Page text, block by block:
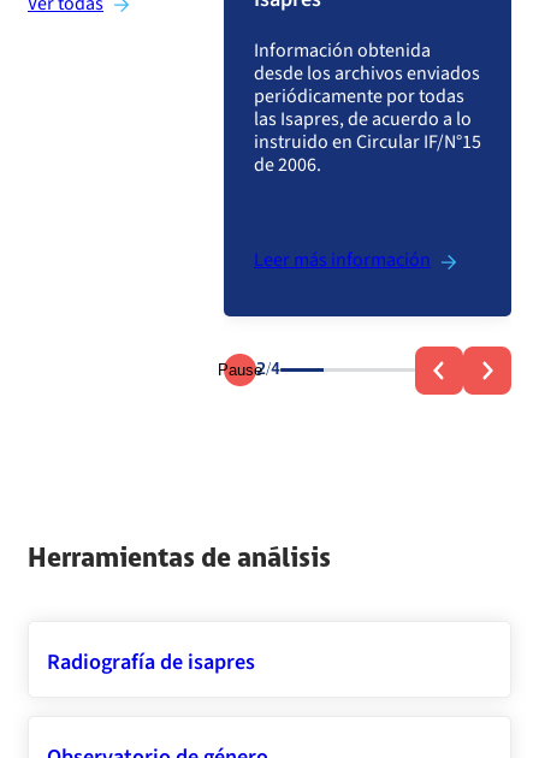
¿Dónde solicitar la Mediación?
Ver más preguntas sobre Prestadores
Información obtenida
desde los archivos enviados
periódicamente por todas
las Isapres, de acuerdo a lo
instruido en Circular IF/N°15
de 2006.
Leer más información
Pause2/4
Herramientas de análisis
Radiografía de isapres